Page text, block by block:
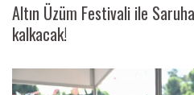
Altın Üzüm Festivali ile
kalkacak!